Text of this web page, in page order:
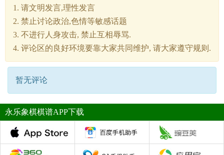
1. 请文明发言,理性发言
2. 禁止讨论政治,色情等敏感话题
3. 不进行人身攻击, 禁止互相辱骂.
4. 评论区的良好环境要靠大家共同维护, 请大家遵守规则.
暂无评论
永乐象棋棋谱APP下载